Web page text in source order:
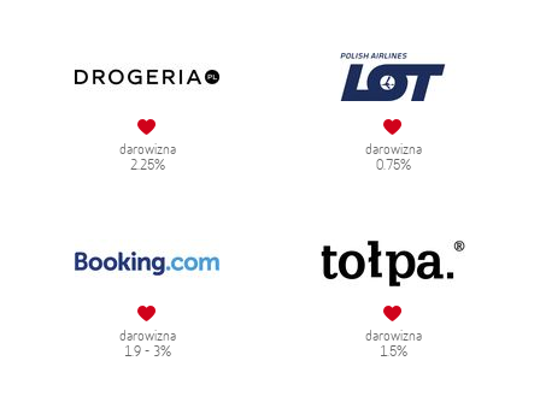
darowizna
2.25%
darowizna
0.75%
darowizna
1.9 - 3%
darowizna
1.5%